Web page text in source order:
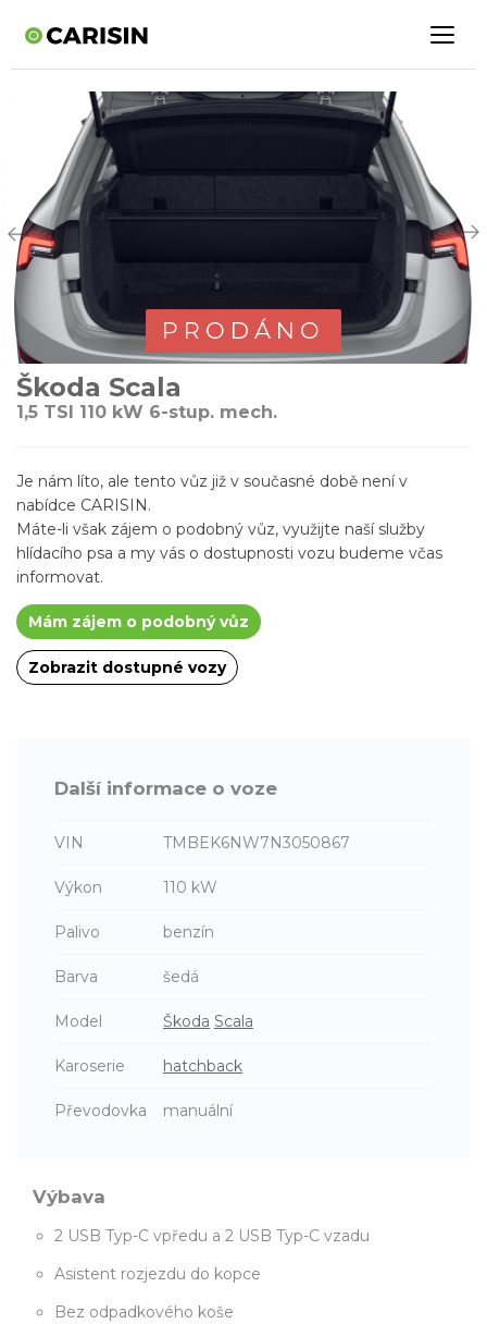
PRODÁNO
Škoda Scala
1,5 TSI 110 kW 6-stup. mech.
Je nám líto, ale tento vůz již v současné době není v
nabídce CARISIN.
Máte-li však zájem o podobný vůz, využijte naší služby
hlídacího psa a my vás o dostupnosti vozu budeme včas
informovat.
Mám zájem o podobný vůz
Zobrazit dostupné vozy
Další informace o voze
VIN TMBEK6NW7N3050867
Výkon 110 kW
Palivo benzín
Barva šedá
Model Škoda Scala
Karoserie hatchback
Převodovka manuální
Výbava
2 USB Typ-C vpředu a 2 USB Typ-C vzadu
Asistent rozjezdu do kopce
Bez odpadkového koše